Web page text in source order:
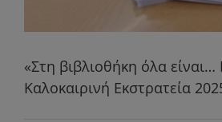
«Στη βιβλιοθήκη όλα
Καλοκαιρινή Εκστρατεία